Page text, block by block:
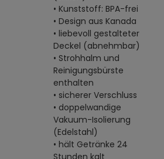
• Kunststoff: BPA-frei
• Design aus Kanada
• liebevoll gestalteter
Deckel (abnehmbar)
• Strohhalm und
Reinigungsbürste
enthalten
• sicherer Verschluss
• doppelwandige
Vakuum-Isolierung
(Edelstahl)
• hält Getränke 24
Stunden kalt